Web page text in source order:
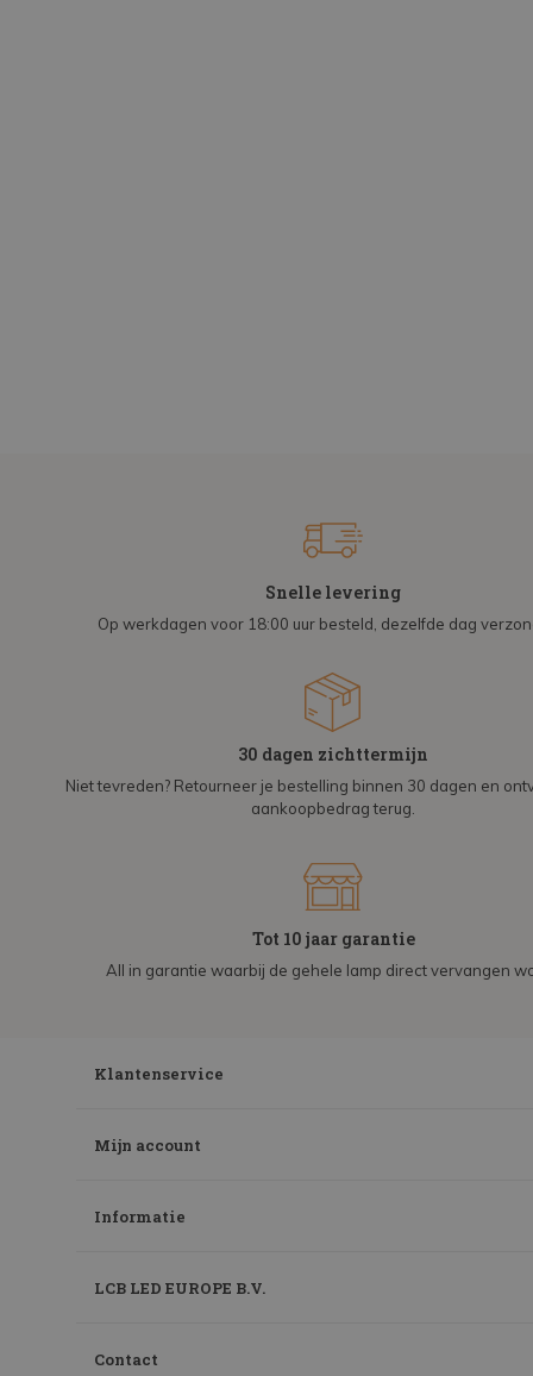
Snelle levering
Op werkdagen voor 18:00 uur besteld, dezelfde dag
30 dagen zichttermijn
Niet tevreden? Retourneer je bestelling binnen 30 dagen en
aankoopbedrag terug.
Tot 10 jaar garantie
All in garantie waarbij de gehele lamp direct vervangen
Klantenservice
Mijn account
Informatie
LCB LED EUROPE B.V.
Contact